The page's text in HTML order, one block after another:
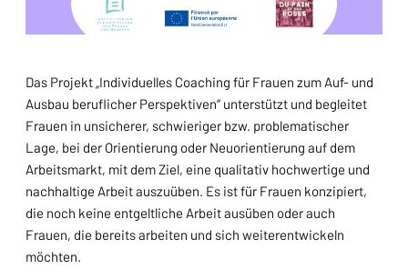
Das Projekt „Individuelles Coaching für Frauen zum Auf- und
Ausbau beruflicher Perspektiven“ unterstützt und begleitet
Frauen in unsicherer, schwieriger bzw. problematischer
Lage, bei der Orientierung oder Neuorientierung auf dem
Arbeitsmarkt, mit dem Ziel, eine qualitativ hochwertige und
nachhaltige Arbeit auszuüben. Es ist für Frauen konzipiert,
die noch keine entgeltliche Arbeit ausüben oder auch
Frauen, die bereits arbeiten und sich weiterentwickeln
möchten.